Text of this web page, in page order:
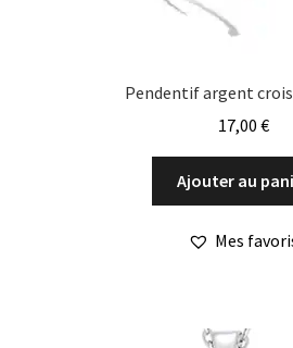
Pendentif argent
17,00 €
Ajouter au
Mes